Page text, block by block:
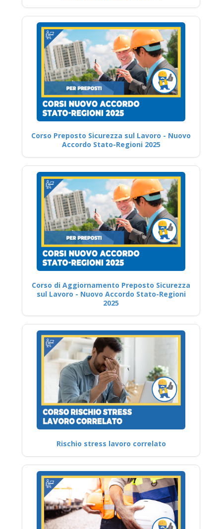
Corso Preposto Sicurezza sul Lavoro - Nuovo
Accordo Stato-Regioni 2025
Corso di Aggiornamento Preposto Sicurezza
sul Lavoro - Nuovo Accordo Stato-Regioni
2025
Rischio stress lavoro correlato